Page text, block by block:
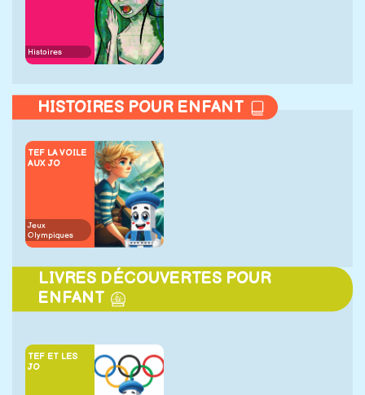
Histoires
HISTOIRES POUR ENFANT
TEF LA VOILE
AUX JO
Jeux
Olympiques
LIVRES DÉCOUVERTES POUR
ENFANT
TEF ET LES
JO